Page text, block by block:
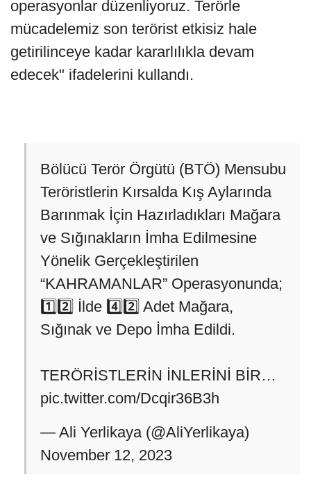
operasyonlar düzenliyoruz. Terörle
mücadelemiz son terörist etkisiz hale
getirilinceye kadar kararlılıkla devam
edecek" ifadelerini kullandı.
Bölücü Terör Örgütü (BTÖ) Mensubu
Teröristlerin Kırsalda Kış Aylarında
Barınmak İçin Hazırladıkları Mağara
ve Sığınakların İmha Edilmesine
Yönelik Gerçekleştirilen
“KAHRAMANLAR” Operasyonunda;
1️⃣2️⃣ İlde 4️⃣2️⃣ Adet Mağara,
Sığınak ve Depo İmha Edildi.
TERÖRİSTLERİN İNLERİNİ BİR…
pic.twitter.com/Dcqir36B3h
— Ali Yerlikaya (@AliYerlikaya)
November 12, 2023